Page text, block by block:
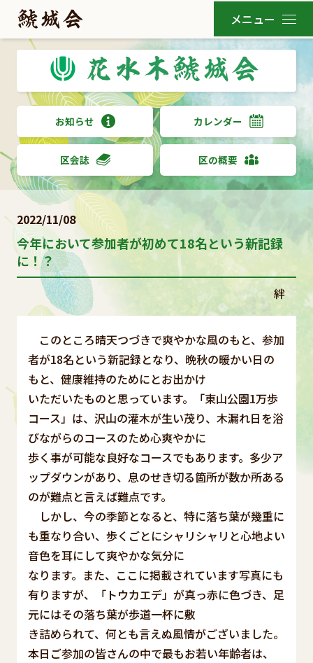
お知らせ カレンダー
区会誌 区の概要
2022/11/08
今年において参加者が初めて18名という新記録
に！？
絆
このところ晴天つづきで爽やかな風のもと、参加
者が18名という新記録となり、晩秋の暖かい日の
もと、健康維持のためにとお出かけ
いただいたものと思っています。「東山公園1万歩
コース」は、沢山の灌木が生い茂り、木漏れ日を浴
びながらのコースのため心爽やかに
歩く事が可能な良好なコースでもあります。多少ア
ップダウンがあり、息のせき切る箇所が数か所ある
のが難点と言えば難点です。
しかし、今の季節となると、特に落ち葉が幾重に
も重なり合い、歩くごとにシャリシャリと心地よい
音色を耳にして爽やかな気分に
なります。また、ここに掲載されています写真にも
有りますが、「トウカエデ」が真っ赤に色づき、足
元にはその落ち葉が歩道一杯に敷
き詰められて、何とも言えぬ風情がございました。
本日ご参加の皆さんの中で最もお若い年齢者は、